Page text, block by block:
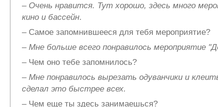
– Очень нравится. Тут хорошо, здесь много
кино и бассейн.
– Самое запомнившееся для тебя мероприятие?
–Мне больше всего понравилось мероприятие
– Чем оно тебе запомнилось?
– Мне понравилось вырезать одуванчики и
сделал это быстрее всех.
– Чем еще ты здесь занимаешься?